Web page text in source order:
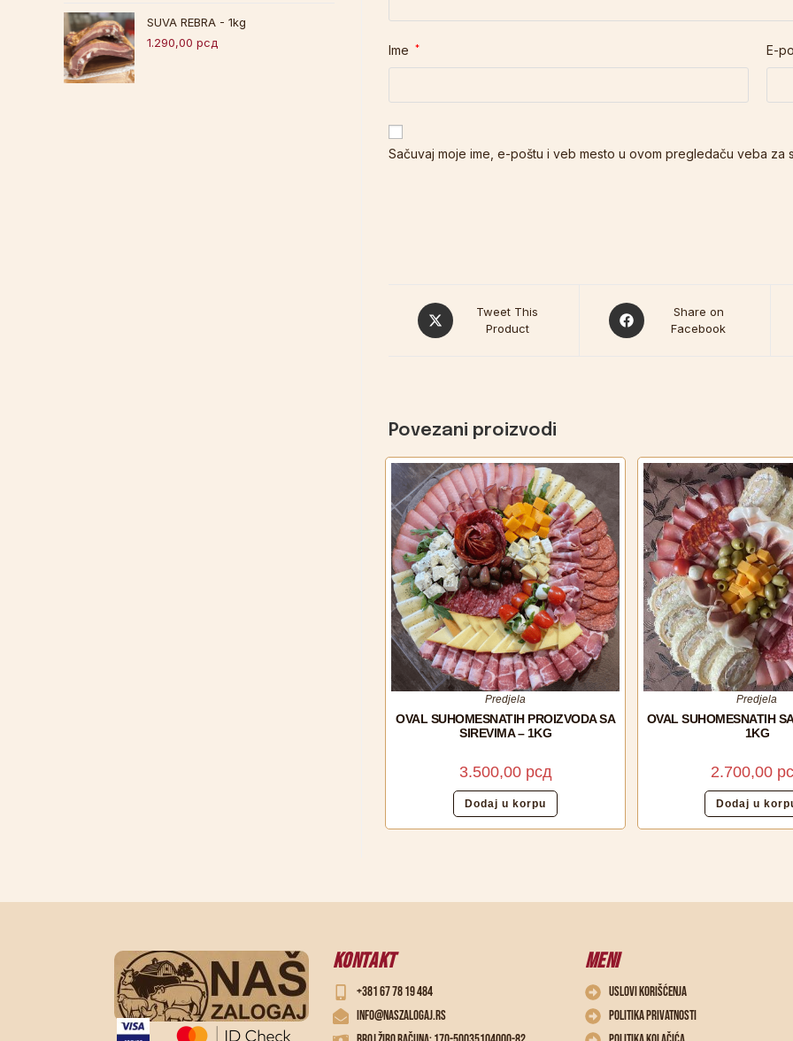
Ime * E-
Sačuvaj moje ime, e-poštu i veb mesto u ovom pregledaču veba za
Tweet This
Product
Share on
Facebook
Povezani proizvodi
Predjela
OVAL SUHOMESNATIH PROIZVODA SA
SIREVIMA – 1KG
3.500,00 рсд
Dodaj u korpu
Predjela
OVAL SUHOMESNATIH
1KG
2.700,00
Dodaj u
5
1.
SUVA REBRA - 1kg
1.290,00 рсд
KONTAKT
+381 67 78 19 484
info@naszalogaj.rs
MENI
Uslovi korišćenja
Politika privatnosti